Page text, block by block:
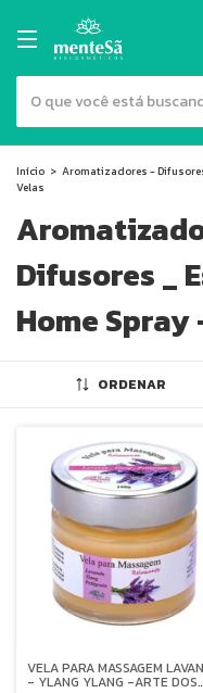
Início > Aromatizadores -
Velas
Difusores _
Home Spray
ORDENAR
VELA PARA MASSAGEM
- YLANG YLANG -ARTE DOS